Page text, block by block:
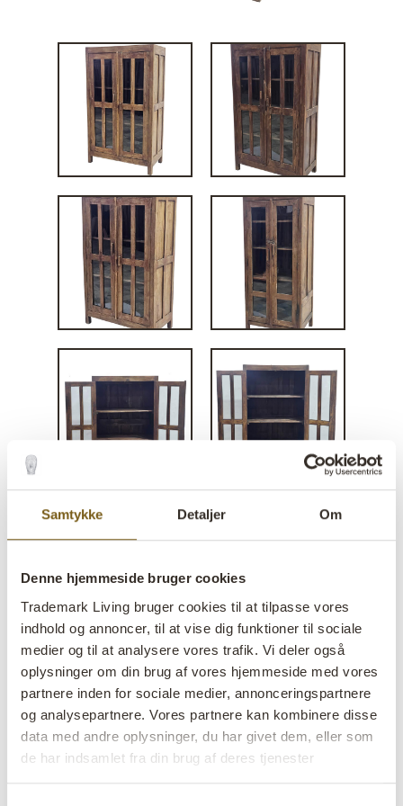
Samtykke Detaljer Om
Denne hjemmeside bruger cookies
Trademark Living bruger cookies til at tilpasse vores
indhold og annoncer, til at vise dig funktioner til sociale
medier og til at analysere vores trafik. Vi deler også
oplysninger om din brug af vores hjemmeside med vores
partnere inden for sociale medier, annonceringspartnere
og analysepartnere. Vores partnere kan kombinere disse
data med andre oplysninger, du har givet dem, eller som
de har indsamlet fra din brug af deres tjenester
Vitrineskab med to låger
lens På lager
Varenr: D1019
Colli: 1 Stk
Farve: Natur
VIGTIGT hvert produkt er unik i farve og finish
Størrelse: H:153 cm x W:92 cm xD:46 cm